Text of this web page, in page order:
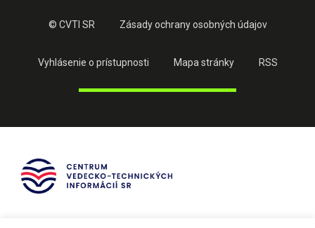
© CVTI SR Zásady ochrany osobných údajov
Vyhlásenie o prístupnosti Mapa stránky RSS